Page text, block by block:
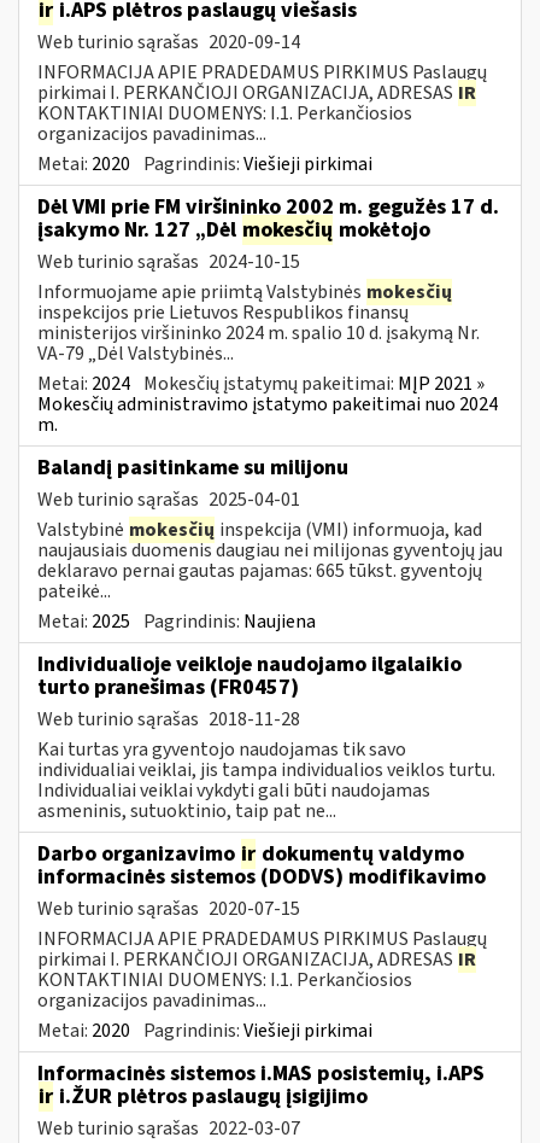
ir i.APS plėtros paslaugų viešasis
Web turinio sąrašas 2020-09-14
INFORMACIJA APIE PRADEDAMUS PIRKIMUS Paslaugų
pirkimai I. PERKANČIOJI ORGANIZACIJA, ADRESAS IR
KONTAKTINIAI DUOMENYS: I.1. Perkančiosios
organizacijos pavadinimas...
Metai: 2020 Pagrindinis:Viešieji pirkimai
Dėl VMI prie FM viršininko 2002 m. gegužės 17 d.
įsakymo Nr. 127 „Dėl mokesčių mokėtojo
Web turinio sąrašas 2024-10-15
Informuojame apie priimtą Valstybinės mokesčių
inspekcijos prie Lietuvos Respublikos finansų
ministerijos viršininko 2024 m. spalio 10 d. įsakymą Nr.
VA-79 „Dėl Valstybinės...
Metai: 2024 Mokesčių įstatymų pakeitimai: MĮP 2021 »
Mokesčių administravimo įstatymo pakeitimai nuo 2024
m.
Balandį pasitinkame su milijonu
Web turinio sąrašas 2025-04-01
Valstybinė mokesčių inspekcija (VMI) informuoja, kad
naujausiais duomenis daugiau nei milijonas gyventojų jau
deklaravo pernai gautas pajamas: 665 tūkst. gyventojų
pateikė...
Metai: 2025 Pagrindinis: Naujiena
Individualioje veikloje naudojamo ilgalaikio
turto pranešimas (FR0457)
Web turinio sąrašas 2018-11-28
Kai turtas yra gyventojo naudojamas tik savo
individualiai veiklai, jis tampa individualios veiklos turtu.
Individualiai veiklai vykdyti gali būti naudojamas
asmeninis, sutuoktinio, taip pat ne...
Darbo organizavimo ir dokumentų valdymo
informacinės sistemos (DODVS) modifikavimo
Web turinio sąrašas 2020-07-15
INFORMACIJA APIE PRADEDAMUS PIRKIMUS Paslaugų
pirkimai I. PERKANČIOJI ORGANIZACIJA, ADRESAS IR
KONTAKTINIAI DUOMENYS: I.1. Perkančiosios
organizacijos pavadinimas...
Metai: 2020 Pagrindinis:Viešieji pirkimai
Informacinės sistemos i.MAS posistemių, i.APS
ir i.ŽUR plėtros paslaugų įsigijimo
Web turinio sąrašas 2022-03-07